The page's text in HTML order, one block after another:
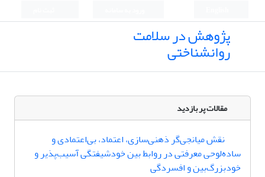
پژوهش در سلامت
روانشناختی
مقالات پر بازدید
نقش میانجی‌گر ذهنی‌سازی، اعتماد، بی‌اعتمادی و
ساده‌لوحی معرفتی در روابط بین خودشیفتگی آسیب‌پذیر و
خودبزرگ‌بین و افسردگی